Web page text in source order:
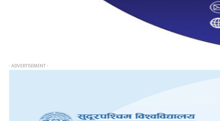
- ADVERTISEMENT -